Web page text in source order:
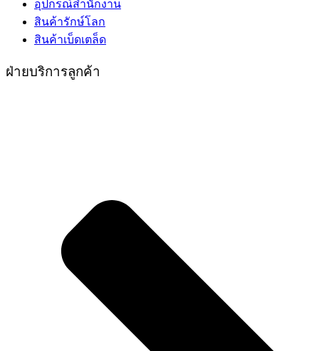
อุปกรณ์สำนักงาน
สินค้ารักษ์โลก
สินค้าเบ็ดเตล็ด
ฝ่ายบริการลูกค้า